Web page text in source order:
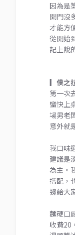
因為是
開門沒
才能方
從開始
記上說
▎僕之
第一次
蠻快上
場男老
意外就
我口味
建議是
為主。
搭配，
邊給大
麵硬口
收費20